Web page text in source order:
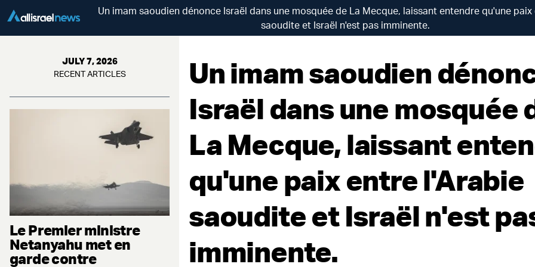
Un imam saoudien dénonce Israël dans une mosquée de La Mecque, laissant entendre qu'une
saoudite et Israël n'est pas imminente.
JULY 7, 2026
RECENT ARTICLES
Le Premier ministre
Netanyahu met en
garde contre
Un imam saoudien
Israël dans une mosquée
La Mecque, laissant
qu'une paix entre l'Arabie
saoudite et Israël n'est
imminente.